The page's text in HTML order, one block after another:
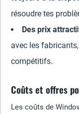
résoudre tes
Des prix
avec les
compétitifs.
Coûts et offres
Les coûts de